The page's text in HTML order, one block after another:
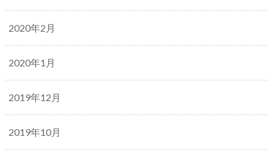
2020年2月
2020年1月
2019年12月
2019年10月